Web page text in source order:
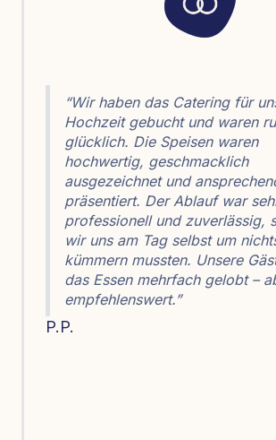
“Wir haben das Catering für
Hochzeit gebucht und waren
glücklich. Die Speisen waren
hochwertig, geschmacklich
ausgezeichnet und
präsentiert. Der Ablauf war
professionell und zuverlässig,
wir uns am Tag selbst um
kümmern mussten. Unsere
das Essen mehrfach gelobt –
empfehlenswert.”
P.P.